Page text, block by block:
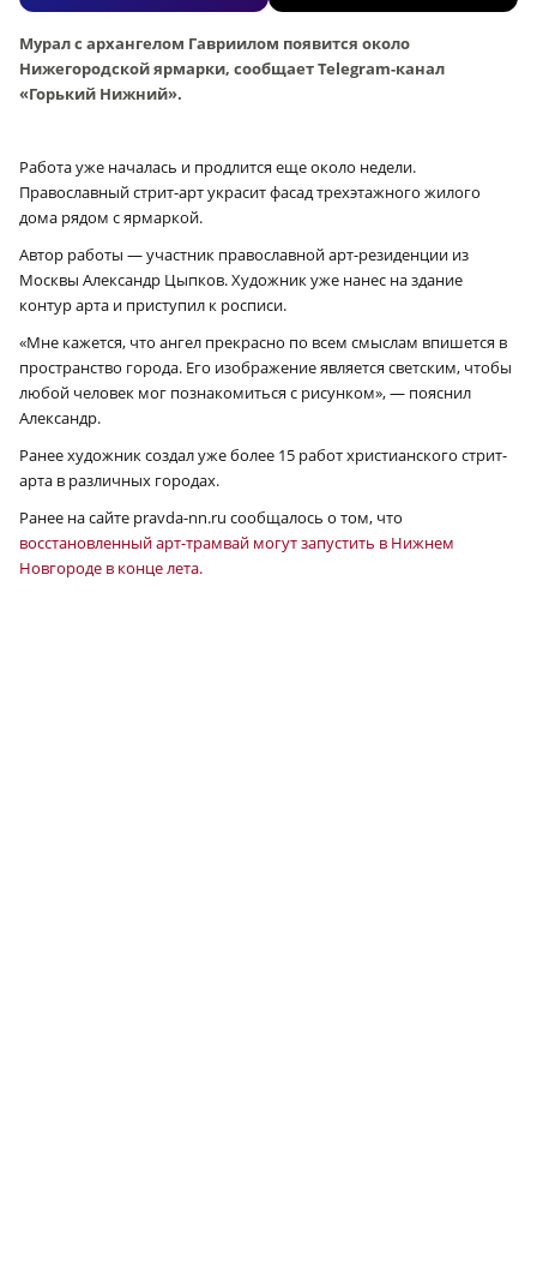
Мурал с архангелом Гавриилом появится около
Нижегородской ярмарки, сообщает Telegram-канал
«Горький Нижний».
Работа уже началась и продлится еще около недели.
Православный стрит-арт украсит фасад трехэтажного жилого
дома рядом с ярмаркой.
Автор работы — участник православной арт-резиденции из
Москвы Александр Цыпков. Художник уже нанес на здание
контур арта и приступил к росписи.
«Мне кажется, что ангел прекрасно по всем смыслам впишется в
пространство города. Его изображение является светским, чтобы
любой человек мог познакомиться с рисунком», — пояснил
Александр.
Ранее художник создал уже более 15 работ христианского стрит-
арта в различных городах.
Ранее на сайте pravda-nn.ru сообщалось о том, что
восстановленный арт-трамвай могут запустить в Нижнем
Новгороде в конце лета.